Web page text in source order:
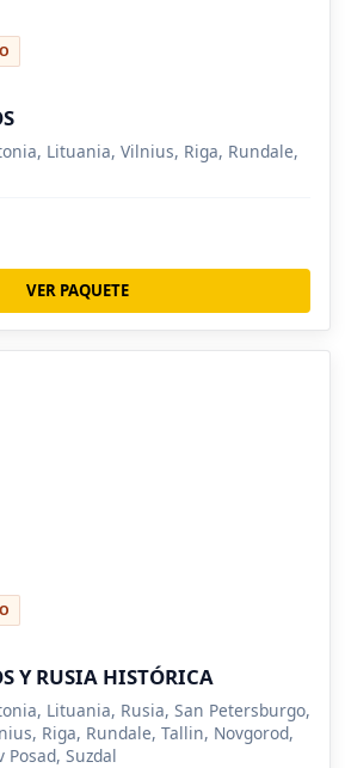
Lituania, Vilnius, Riga, Rundale,
VER PAQUETE
Y RUSIA HISTÓRICA
Lituania, Rusia, San Petersburgo,
Riga, Rundale, Tallin, Novgorod,
Posad, Suzdal